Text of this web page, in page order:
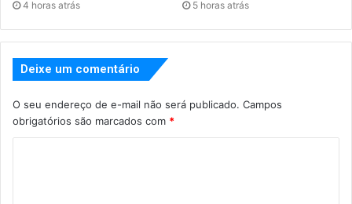
4 horas atrás 5 horas atrás
Deixe um comentário
O seu endereço de e-mail não será publicado. Campos
obrigatórios são marcados com *